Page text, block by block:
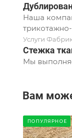
Наша
Услуги
Стежка
Мы
Вам
ПОПУЛЯРНОЕ